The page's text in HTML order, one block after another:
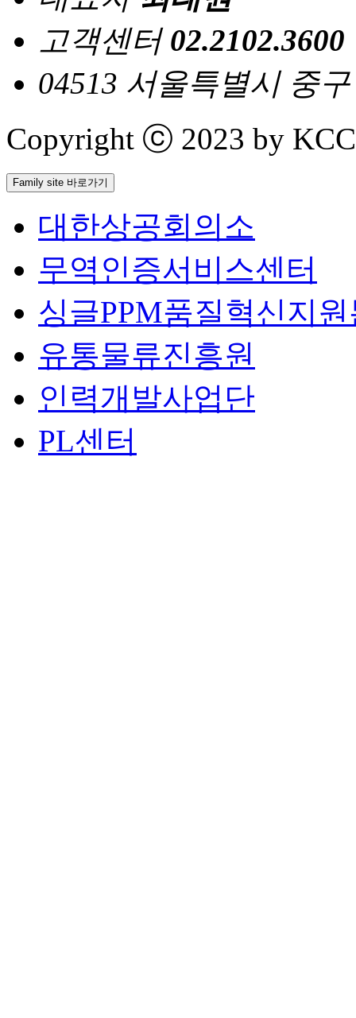
고객센터 02.2102.3600
04513 서울특별시 중
Copyright ⓒ 2023 by
Family site 바로가기
대한상공회의소
무역인증서비스센터
싱글PPM품질혁신지
유통물류진흥원
인력개발사업단
PL센터